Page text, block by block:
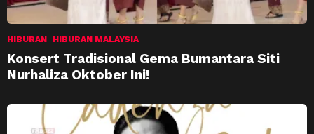
HIBURAN HIBURAN MALAYSIA
Konsert Tradisional Gema Bumantara Siti
Nurhaliza Oktober Ini!